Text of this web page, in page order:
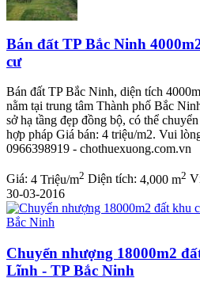
Bán đất TP Bắc Ninh
cư
Bán đất TP Bắc Ninh, diện tích
nằm tại trung tâm Thành phố Bắc
sở hạ tầng đẹp đồng bộ, có thể
hợp pháp Giá bán: 4 triệu/m2. Vui
0966398919 - chothuexuong.com.vn
Giá: 4 Triệu/m2 Diện tích: 4,000 m2
30-03-2016
Chuyển nhượng 18000m2
Lĩnh - TP Bắc Ninh